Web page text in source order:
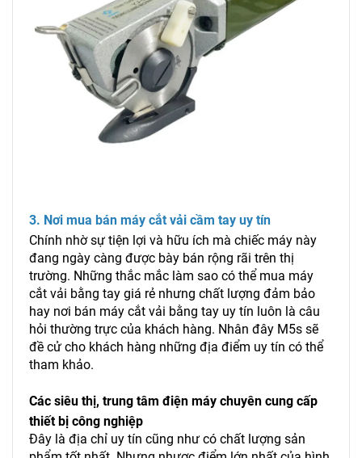
3. Nơi mua bán máy cắt vải cầm tay uy tín
Chính nhờ sự tiện lợi và hữu ích mà chiếc máy này
đang ngày càng được bày bán rộng rãi trên thị
trường. Những thắc mắc làm sao có thể mua máy
cắt vải bằng tay giá rẻ nhưng chất lượng đảm bảo
hay nơi bán máy cắt vải bằng tay uy tín luôn là câu
hỏi thường trực của khách hàng. Nhân đây M5s sẽ
đề cử cho khách hàng những địa điểm uy tín có thể
tham khảo.
Các siêu thị, trung tâm điện máy chuyên cung cấp
thiết bị công nghiệp
Đây là địa chỉ uy tín cũng như có chất lượng sản